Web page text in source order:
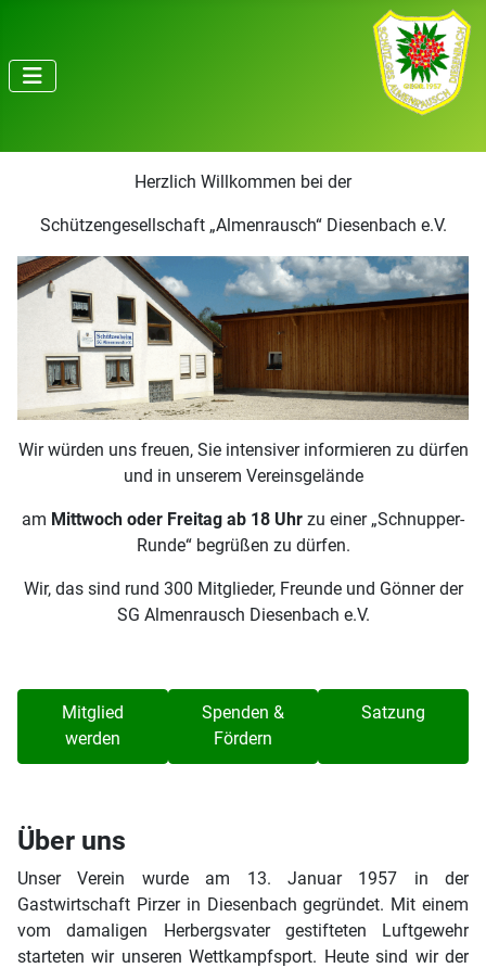
Herzlich Willkommen bei der
Schützengesellschaft „Almenrausch“ Diesenbach e.V.
Wir würden uns freuen, Sie intensiver informieren zu dürfen
und in unserem Vereinsgelände
am Mittwoch oder Freitag ab 18 Uhr zu einer „Schnupper-
Runde“ begrüßen zu dürfen.
Wir, das sind rund 300 Mitglieder, Freunde und Gönner der
SG Almenrausch Diesenbach e.V.
Mitglied
werden
Spenden &
Fördern
Satzung
Über uns
Unser Verein wurde am 13. Januar 1957 in der
Gastwirtschaft Pirzer in Diesenbach gegründet. Mit einem
vom damaligen Herbergsvater gestifteten Luftgewehr
starteten wir unseren Wettkampfsport. Heute sind wir der